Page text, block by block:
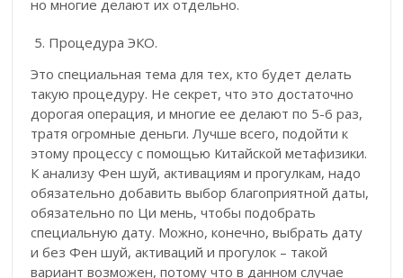
но многие делают их отдельно.
Процедура ЭКО.
Это специальная тема для тех, кто будет делать
такую процедуру. Не секрет, что это достаточно
дорогая операция, и многие ее делают по 5-6 раз,
тратя огромные деньги. Лучше всего, подойти к
этому процессу с помощью Китайской метафизики.
К анализу Фен шуй, активациям и прогулкам, надо
обязательно добавить выбор благоприятной даты,
обязательно по Ци мень, чтобы подобрать
специальную дату. Можно, конечно, выбрать дату
и без Фен шуй, активаций и прогулок – такой
вариант возможен, потому что в данном случае